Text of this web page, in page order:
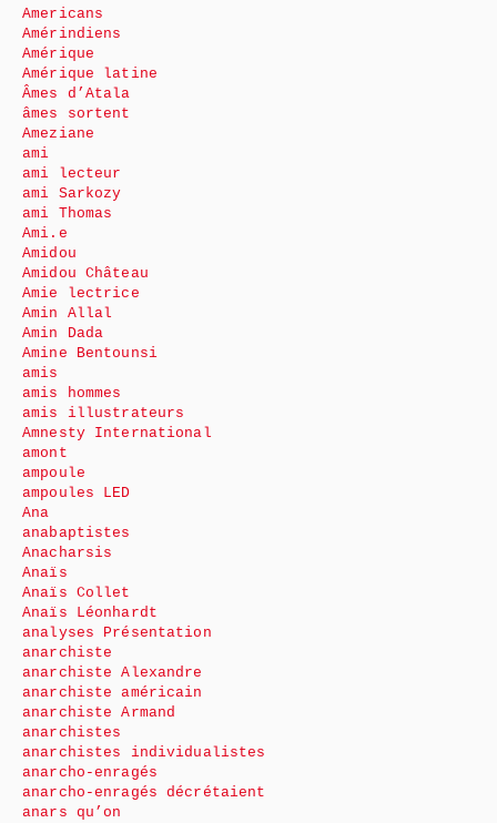
Americans
Amérindiens
Amérique
Amérique latine
Âmes d’Atala
âmes sortent
Ameziane
ami
ami lecteur
ami Sarkozy
ami Thomas
Ami.e
Amidou
Amidou Château
Amie lectrice
Amin Allal
Amin Dada
Amine Bentounsi
amis
amis hommes
amis illustrateurs
Amnesty International
amont
ampoule
ampoules LED
Ana
anabaptistes
Anacharsis
Anaïs
Anaïs Collet
Anaïs Léonhardt
analyses Présentation
anarchiste
anarchiste Alexandre
anarchiste américain
anarchiste Armand
anarchistes
anarchistes individualistes
anarcho-enragés
anarcho-enragés décrétaient
anars qu’on